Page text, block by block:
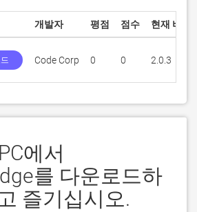
개발자 평점 점수 현재 버전
Code Corp 0 0 2.0.3
에서
를 다운로드하
즐기십시오.